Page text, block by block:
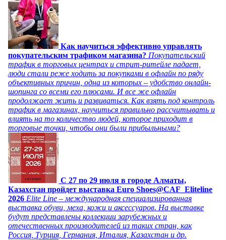
Как научиться эффективно управлять
покупательским трафиком магазина? Покупательский
трафик в торговых центрах и стрит-ритейле падает,
люди стали реже ходить за покупками в офлайн по ряду
объективных причин, одна из которых – удобство онлайн-
шопинга со всеми его плюсами. И все же офлайн
продолжает жить и развиваться. Как взять под контроль
трафик в магазинах, научиться правильно рассчитывать и
влиять на то количество людей, которое приходит в
торговые точки, чтобы они были прибыльными?
C 27 по 29 июля в городе Алматы,
Казахстан пройдет выставка Euro Shoes@CAF_Eliteline
2026 Elite Line – международная специализированная
выставка обуви, меха, кожи и аксессуаров. На выставке
будут представлены коллекции зарубежных и
отечественных производителей из таких стран, как
Россия, Турция, Германия, Италия, Казахстан и др.